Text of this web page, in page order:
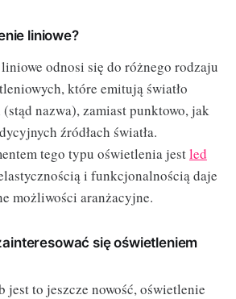
liniowe?
odnosi się do różnego rodzaju
które emitują światło
nazwa), zamiast punktowo, jak
źródłach światła.
tego typu oświetlenia jestled
i funkcjonalnością daje
możliwości aranżacyjne.
się oświetleniem
jest to jeszcze nowość, oświetlenie